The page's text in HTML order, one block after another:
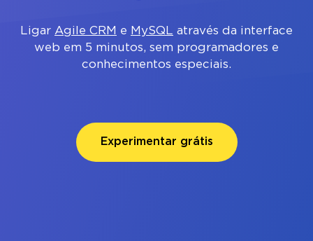
Ligar Agile CRM e MySQL através da interface
web em 5 minutos, sem programadores e
conhecimentos especiais.
Experimentar grátis